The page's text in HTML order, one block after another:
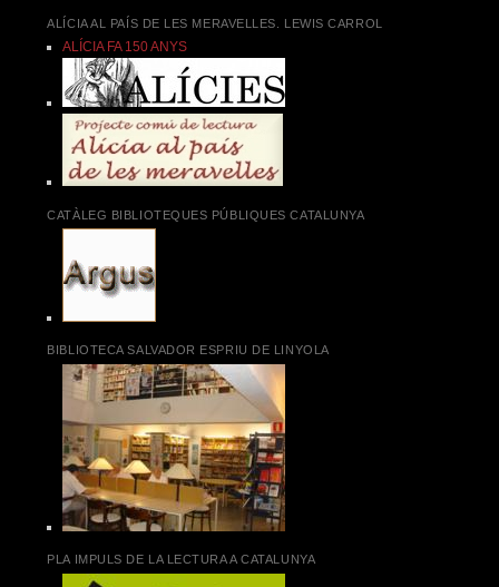
ALÍCIA AL PAÍS DE LES MERAVELLES. LEWIS CARROL
ALÍCIA FA 150 ANYS
CATÀLEG BIBLIOTEQUES PÚBLIQUES CATALUNYA
BIBLIOTECA SALVADOR ESPRIU DE LINYOLA
PLA IMPULS DE LA LECTURA A CATALUNYA